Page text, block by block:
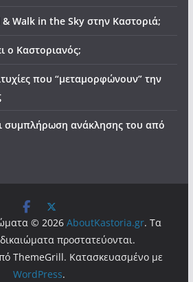
& Walk in the Sky στην Καστοριά;
ο Καστοριανός;
που “μεταμορφώνουν” την
συμπλήρωση ανάκλησης του από
© 2026AboutKastoria.gr. Τα
προστατεύονται.
ThemeGrill. Κατασκευασμένο με
WordPress.